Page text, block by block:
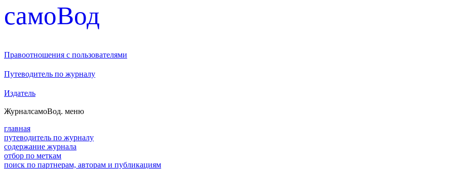
cамоВод
Правоотношения с пользователями
Путеводитель по журналу
Издатель
ЖурналсамоВод. меню
главная
путеводитель по журналу
содержание журнала
отбор по меткам
поиск по партнерам, авторам и публикациям